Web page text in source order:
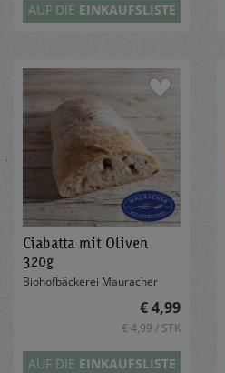
AUF DIE EINKAUFSLISTE
Ciabatta mit Oliven
320g
Biohofbäckerei Mauracher
€ 4,99
€ 4,99 / STK
AUF DIE EINKAUFSLISTE